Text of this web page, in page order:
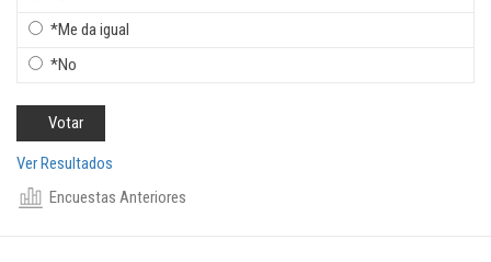
*Me da igual
*No
Ver Resultados
Encuestas Anteriores